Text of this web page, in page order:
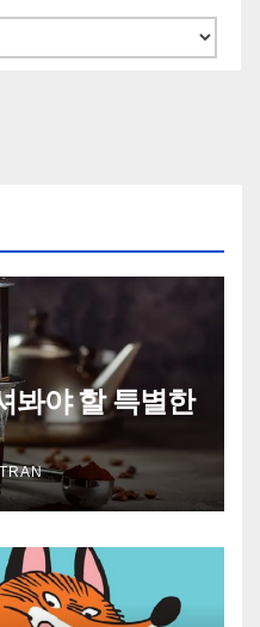
봐야 할 특별한